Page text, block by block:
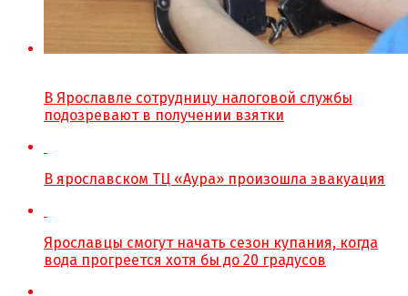
В Ярославле сотрудницу налоговой службы
подозревают в получении взятки
В ярославском ТЦ «Аура» произошла эвакуация
Ярославцы смогут начать сезон купания, когда
вода прогреется хотя бы до 20 градусов